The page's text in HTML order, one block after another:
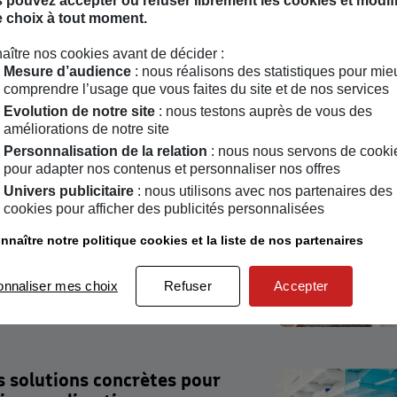
Sociétale des Entreprises est
la norme de référence
complète au monde.
met en place pour
qu’il soit humain,
et limiter ses impacts négatifs sur
contribution volontaire aux
durable.
et l'inclusion dans
handicap, insertion et
La politique diversité et
essentielle dans vos
humaines et dans votre
S’intégrant au cadre de la
plus que jamais d’actualité pour
solutions concrètes pour
choix à tout moment.
nos cookies avant de décider :
Mesure d’audience : nous réalisons des statistiques pour
comprendre l’usage que vous faites du site et de nos services
Evolution de notre site : nous testons auprès de vous des
améliorations de notre site
Personnalisation de la relation : nous nous servons de
pour adapter nos contenus et personnaliser nos offres
Univers publicitaire : nous utilisons avec nos partenaires des
cookies pour afficher des publicités personnalisées
notre politique cookies et la liste de nos partenaires
mes choix Refuser Accepter